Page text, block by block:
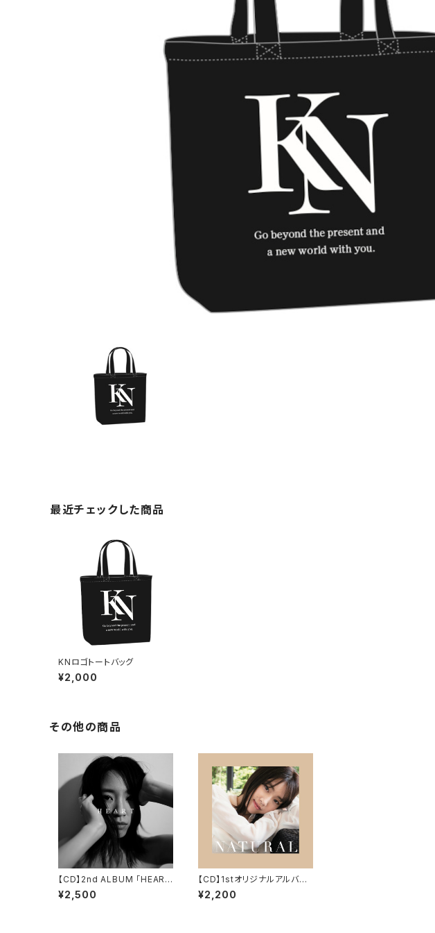
最近チェックした商品
KNロゴトートバッグ
¥2,000
その他の商品
【CD】2nd ALBUM 「HEAR
T」
¥2,500
【CD】1stオリジナルアルバム
『NATURAL』
¥2,200